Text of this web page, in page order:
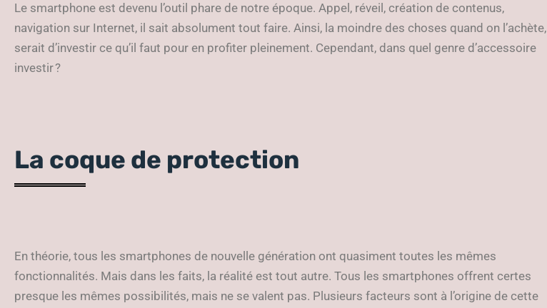
Le smartphone est devenu l’outil phare de notre époque. Appel, réveil, création de contenus,
navigation sur Internet, il sait absolument tout faire. Ainsi, la moindre des choses quand on l’achète,
serait d’investir ce qu’il faut pour en profiter pleinement. Cependant, dans quel genre d’accessoire
investir ?
La coque de protection
En théorie, tous les smartphones de nouvelle génération ont quasiment toutes les mêmes
fonctionnalités. Mais dans les faits, la réalité est tout autre. Tous les smartphones offrent certes
presque les mêmes possibilités, mais ne se valent pas. Plusieurs facteurs sont à l’origine de cette